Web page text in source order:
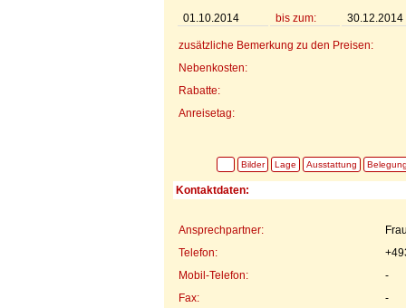
01.10.2014 bis zum: 30.12.2014
zusätzliche Bemerkung zu den Preisen:
Nebenkosten:
Rabatte:
Anreisetag:
Bilder Lage Ausstattung
Kontaktdaten:
Ansprechpartner:
Telefon:
Mobil-Telefon:
-
Fax:
-